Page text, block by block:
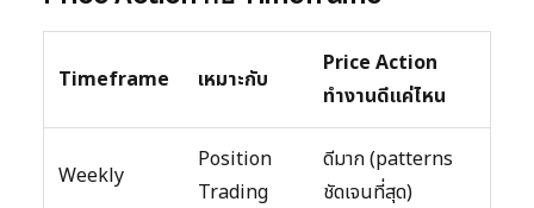
Timeframe เหมาะกับ
Price Action
ทำงานดีแค่ไหน
Weekly
Position
Trading
ดีมาก (patterns
ชัดเจนที่สุด)